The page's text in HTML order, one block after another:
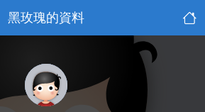
黑玫瑰的資料